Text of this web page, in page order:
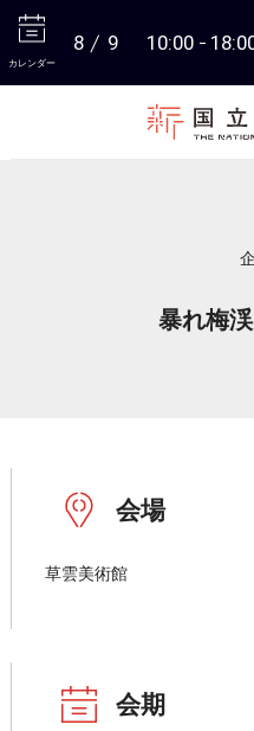
カレンダー
8 9 10:00
暴れ梅
会場
草雲美術館
会期